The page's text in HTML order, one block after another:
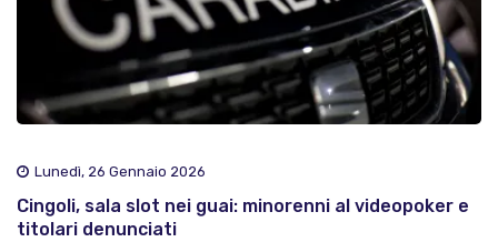
Lunedì, 26 Gennaio 2026
Cingoli, sala slot nei guai: minorenni al videopoker e
titolari denunciati